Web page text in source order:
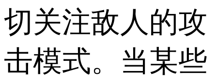
切关注敌人的攻
击模式。当某些